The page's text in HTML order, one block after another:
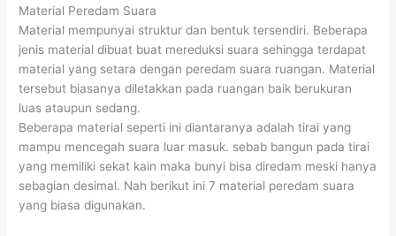
Material Peredam Suara
Material mempunyai struktur dan bentuk tersendiri. Beberapa
jenis material dibuat buat mereduksi suara sehingga terdapat
material yang setara dengan peredam suara ruangan. Material
tersebut biasanya diletakkan pada ruangan baik berukuran
luas ataupun sedang.
Beberapa material seperti ini diantaranya adalah tirai yang
mampu mencegah suara luar masuk. sebab bangun pada tirai
yang memiliki sekat kain maka bunyi bisa diredam meski hanya
sebagian desimal. Nah berikut ini 7 material peredam suara
yang biasa digunakan.